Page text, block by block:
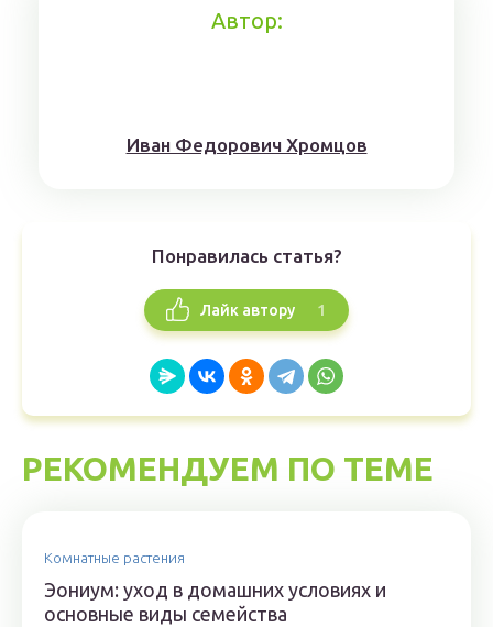
Автор:
Иван Федорович Хромцов
Понравилась статья?
Лайк автору 1
РЕКОМЕНДУЕМ ПО ТЕМЕ
Комнатные растения
Эониум: уход в домашних условиях и
основные виды семейства